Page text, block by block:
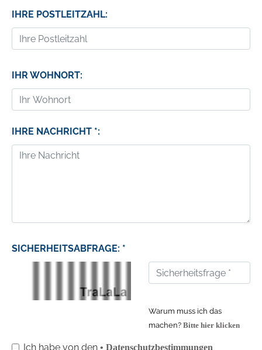
IHRE POSTLEITZAHL:
IHR WOHNORT:
IHRE NACHRICHT *:
SICHERHEITSABFRAGE: *
Warum muss ich das
machen? Bitte hier klicken
Ich habe von den • Datenschutzbestimmungen